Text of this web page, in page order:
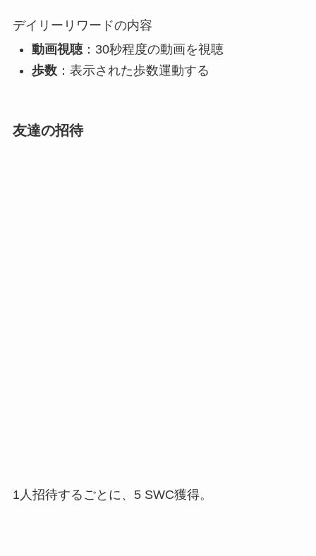
デイリーリワードの内容
動画視聴：30秒程度の動画を視聴
歩数：表示された歩数運動する
友達の招待
1人招待するごとに、5 SWC獲得。